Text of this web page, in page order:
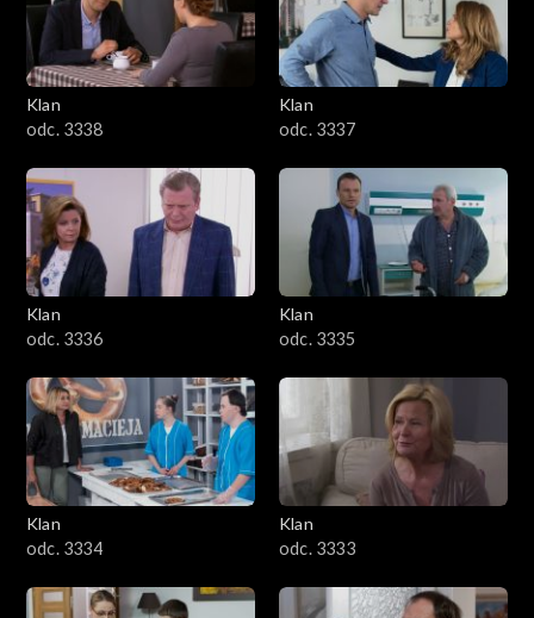
Klan
odc. 3338
Klan
odc. 3337
Klan
odc. 3336
Klan
odc. 3335
Klan
odc. 3334
Klan
odc. 3333